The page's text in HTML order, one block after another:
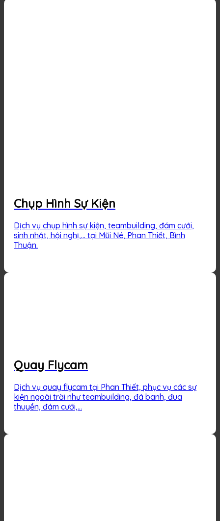
Chụp Hình Sự Kiện
Dịch vụ chụp hình sự kiện, teambuilding, đám cưới,
sinh nhật, hội nghị,… tại Mũi Né, Phan Thiết, Bình
Thuận.
Quay Flycam
Dịch vụ quay flycam tại Phan Thiết, phục vụ các sự
kiện ngoài trời như teambuilding, đá banh, đua
thuyền, đám cưới,…